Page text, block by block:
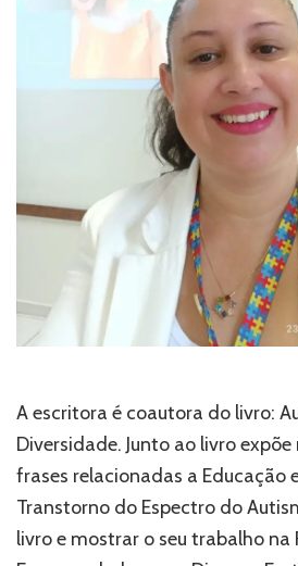
A escritora é coautora do livro:
Diversidade. Junto ao livro
frases relacionadas a Educação
Transtorno do Espectro do
livro e mostrar o seu trabalho na